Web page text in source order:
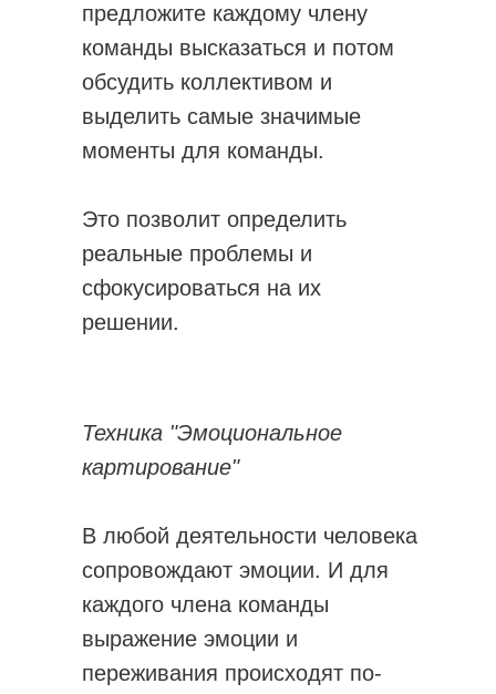
предложите каждому члену
команды высказаться и потом
обсудить коллективом и
выделить самые значимые
моменты для команды.
Это позволит определить
реальные проблемы и
сфокусироваться на их
решении.
Техника "Эмоциональное
картирование"
В любой деятельности человека
сопровождают эмоции. И для
каждого члена команды
выражение эмоции и
переживания происходят по-